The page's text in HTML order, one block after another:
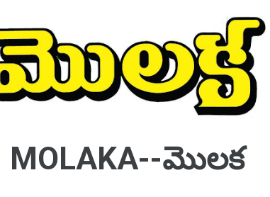
MOLAKA--మొలక